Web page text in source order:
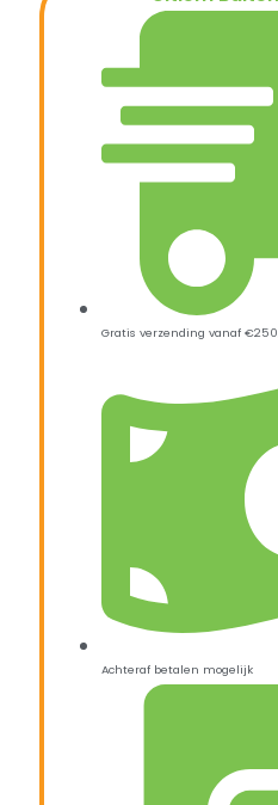
Gratis verzending vanaf
Achteraf betalen mogelijk